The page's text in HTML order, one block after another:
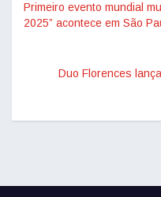
Primeiro evento mundial
2025” acontece em São
Duo Florences